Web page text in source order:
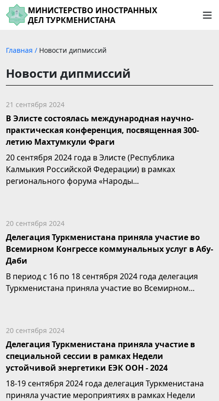
МИНИСТЕРСТВО ИНОСТРАННЫХ
ДЕЛ ТУРКМЕНИСТАНА
Главная / Новости дипмиссий
Новости дипмиссий
21 сентября 2024
В Элисте состоялась международная научно-
практическая конференция, посвященная 300-
летию Махтумкули Фраги
20 сентября 2024 года в Элисте (Республика
Калмыкия Российской Федерации) в рамках
регионального форума «Народы...
20 сентября 2024
Делегация Туркменистана приняла участие во
Всемирном Конгрессе коммунальных услуг в Абу-
Даби
В период с 16 по 18 сентября 2024 года делегация
Туркменистана приняла участие во Всемирном...
20 сентября 2024
Делегация Туркменистана приняла участие в
специальной сессии в рамках Недели
устойчивой энергетики ЕЭК ООН - 2024
18-19 сентября 2024 года делегация Туркменистана
приняла участие мероприятиях в рамках Недели